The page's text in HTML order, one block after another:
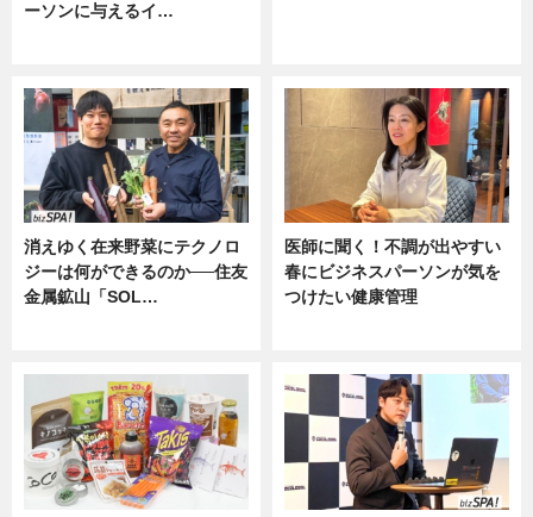
ーソンに与えるイ…
消えゆく在来野菜にテクノロ
ジーは何ができるのか──住友
金属鉱山「SOL…
医師に聞く！不調が出やすい
春にビジネスパーソンが気を
つけたい健康管理